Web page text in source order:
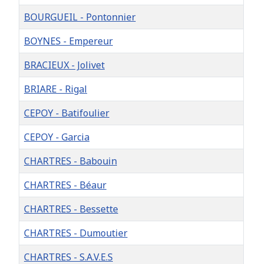
BOURGUEIL - Pontonnier
BOYNES - Empereur
BRACIEUX - Jolivet
BRIARE - Rigal
CEPOY - Batifoulier
CEPOY - Garcia
CHARTRES - Babouin
CHARTRES - Béaur
CHARTRES - Bessette
CHARTRES - Dumoutier
CHARTRES - S.A.V.E.S